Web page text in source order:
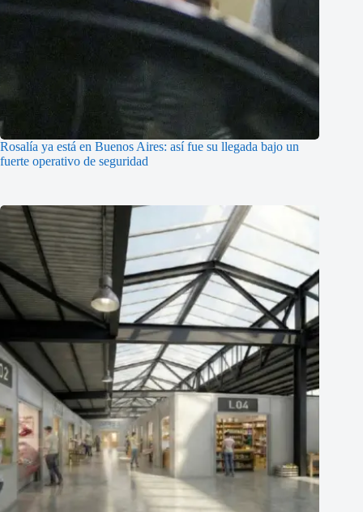
Rosalía ya está en Buenos Aires: así fue su llegada bajo un
fuerte operativo de seguridad